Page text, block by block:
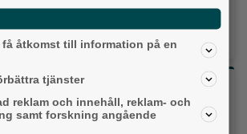
som kommer på papper och är helt
webben, i brevlådan och sociala medier.
du rösta på om det var val
få åtkomst till information på en
tjänster
reklam och innehåll, reklam- och
samt forskning angående